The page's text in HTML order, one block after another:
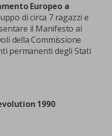
Europeo a
di circa 7 ragazzi e
il Manifesto ai
della Commissione
permanenti degli Stati
1990